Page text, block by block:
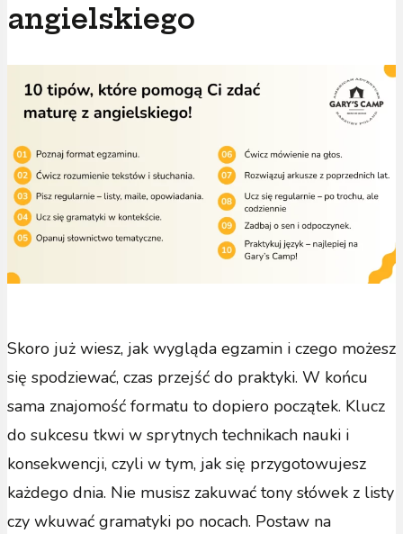
angielskiego
Skoro już wiesz, jak wygląda egzamin i czego możesz
się spodziewać, czas przejść do praktyki. W końcu
sama znajomość formatu to dopiero początek. Klucz
do sukcesu tkwi w sprytnych technikach nauki i
konsekwencji, czyli w tym, jak się przygotowujesz
każdego dnia. Nie musisz zakuwać tony słówek z listy
czy wkuwać gramatyki po nocach. Postaw na